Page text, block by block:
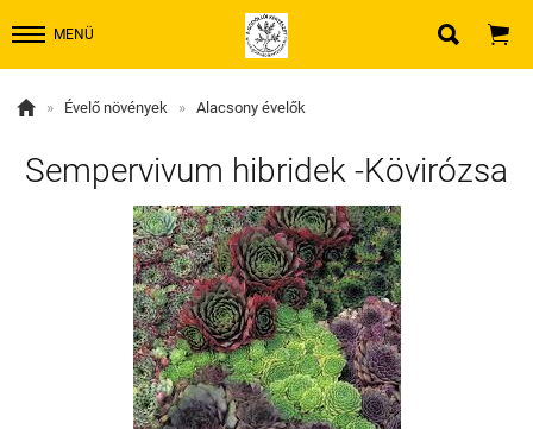
MENÜ  
 » Évelő növények » Alacsony évelők
Sempervivum hibridek -Kövirózsa